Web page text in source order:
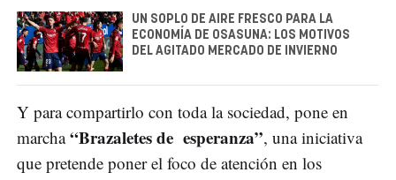
UN SOPLO DE AIRE FRESCO PARA LA
ECONOMÍA DE OSASUNA: LOS MOTIVOS
DEL AGITADO MERCADO DE INVIERNO
Y para compartirlo con toda la sociedad, pone en
marcha“Brazaletes de esperanza”, una iniciativa
que pretende poner el foco de atención en los